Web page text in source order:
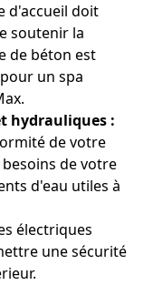
d'accueil doit
soutenir la
de béton est
un spa
hydrauliques :
de votre
de votre
d'eau utiles à
électriques
une sécurité